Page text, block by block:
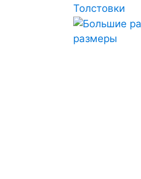
Толстовки
размеры